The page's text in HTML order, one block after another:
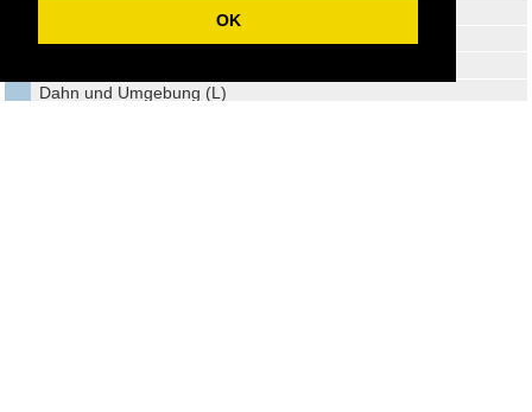
OK
Wildberg und Umgebung (I)
Dahn und Umgebung (L)